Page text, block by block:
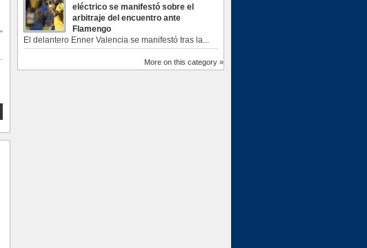
eléctrico se manifestó sobre el
arbitraje del encuentro ante
Flamengo
El delantero Enner Valencia se manifestó tras la...
More on this category »